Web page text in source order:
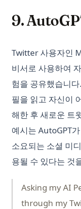
9.
Twitter 사용자인
비서로 사용하여
험을 공유했습니
필을 읽고 자신이
해한 후 새로운 트
예시는 AutoGPT
소요되는 소셜 미
용될 수 있다는 것
Asking my AI
through my